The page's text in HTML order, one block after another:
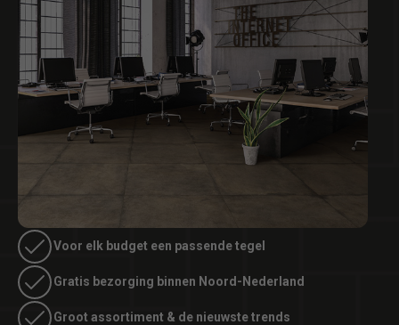
Voor elk budget een passende tegel
Gratis bezorging binnen Noord-Nederland
Groot assortiment & de nieuwste trends